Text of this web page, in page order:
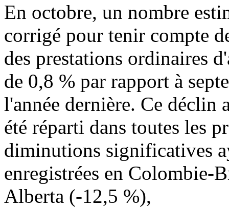
En octobre, un nombre
corrigé pour tenir compte
des prestations ordinaires
de 0,8 % par rapport à
l'année dernière. Ce déclin
été réparti dans toutes les
diminutions significatives
enregistrées en Colombie-
Alberta (-12,5 %),